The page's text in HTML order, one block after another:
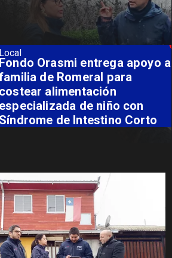
apoyo a
para
niño con
Corto